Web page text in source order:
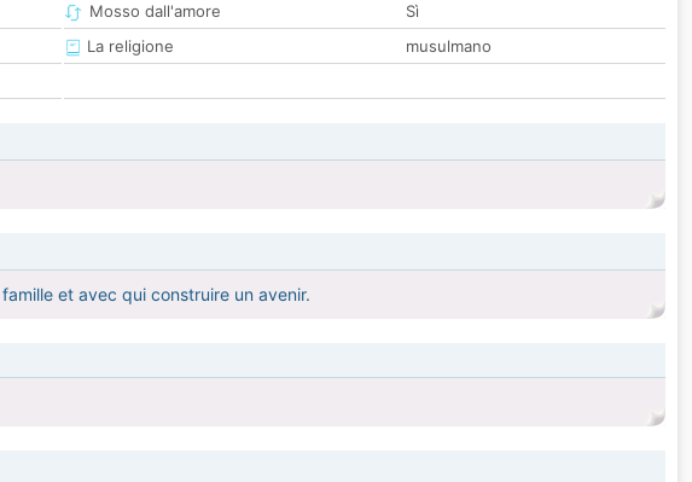
Mosso dall'amore
Sì
La religione
musulmano
et avec qui construire un avenir.